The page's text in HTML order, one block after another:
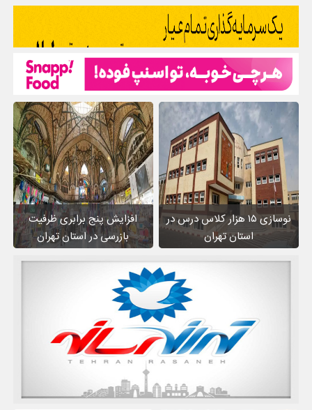
نوسازی ۱۵ هزار کلاس درس در
استان تهران
افزایش پنج برابری ظرفیت
بازرسی در استان تهران